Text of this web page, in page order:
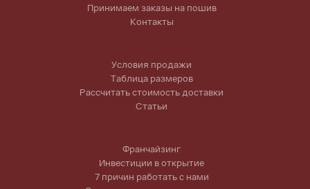
Принимаем заказы на пошив
Контакты
Условия продажи
Таблица размеров
Рассчитать стоимость доставки
Статьи
Франчайзинг
Инвестиции в открытие
7 причин работать с нами